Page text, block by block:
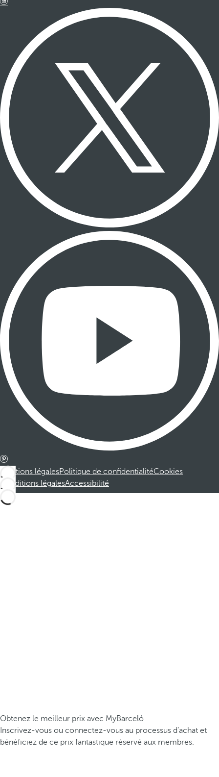
Mentions légalesPolitique de confidentialitéCookies
Conditions légalesAccessibilité
Obtenez le meilleur prix avec MyBarceló
Inscrivez-vous ou connectez-vous au processus d’achat et
bénéficiez de ce prix fantastique réservé aux membres.